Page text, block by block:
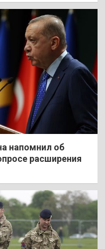
напомнил об
расширения